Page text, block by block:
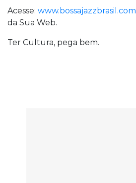
Acesse: www.bossajazzbrasil.com
da Sua Web.
Ter Cultura, pega bem.